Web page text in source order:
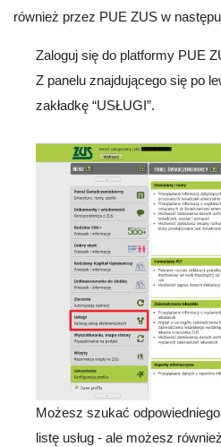
również przez PUE ZUS w
Zaloguj się do platformy PUE
Z panelu znajdującego się po
zakładkę “USŁUGI”.
Możesz szukać
listę usług - ale możesz